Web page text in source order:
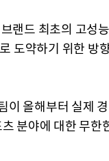
랜드 최초의 고성
도약하기 위한 방
이 올해부터 실제
분야에 대한 무한